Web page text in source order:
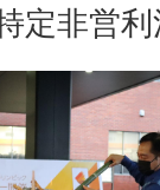
利活